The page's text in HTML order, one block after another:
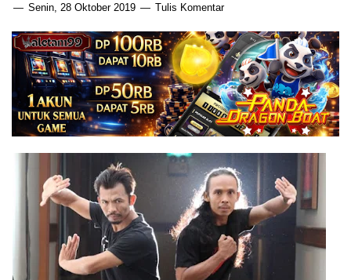
Senin, 28 Oktober 2019 Tulis Komentar